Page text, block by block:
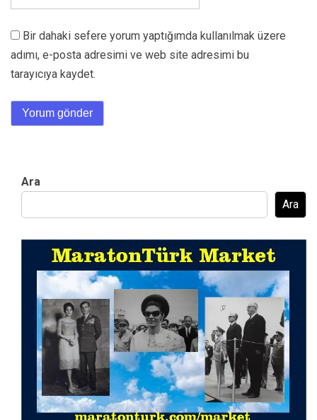
Bir dahaki sefere yorum yaptığımda kullanılmak üzere
adımı, e-posta adresimi ve web site adresimi bu
tarayıcıya kaydet.
Ara
Ara